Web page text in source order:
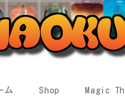
ム Shop Magic